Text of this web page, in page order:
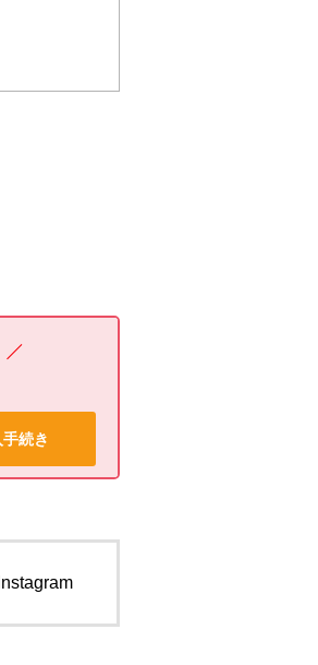
続き
Instagram
ンドウで開きます。